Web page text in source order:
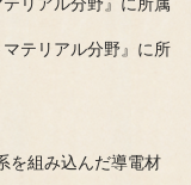
テリアル分野』に所
を組み込んだ導電材